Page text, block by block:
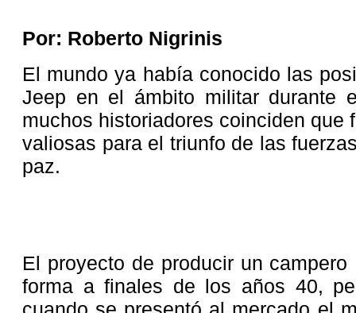
Por: Roberto Nigrinis
El mundo ya había conocido las
Jeep en el ámbito militar durante
muchos historiadores coinciden que
valiosas para el triunfo de las
paz.
El proyecto de producir un
forma a finales de los años 40,